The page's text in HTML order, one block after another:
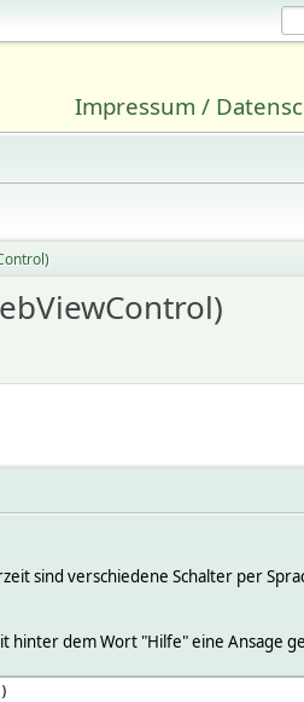
Impressum /
sind verschiedene Schalter per
dem Wort "Hilfe" eine Ansage